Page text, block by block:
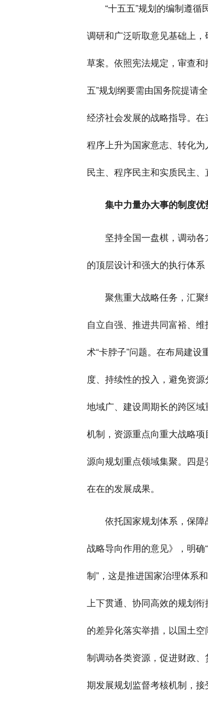
“十五五”规划的编制遵
调研和广泛听取意见基础上
草案。依照宪法规定，审查
五”规划纲要需由国务院提请
经济社会发展的战略指导。
程序上升为国家意志、转化
民主、程序民主和实质民主、
集中力量办大事的制度优
坚持全国一盘棋，调动
的顶层设计和强大的执行体
聚焦重大战略任务，汇
自立自强、推进共同富裕、
术“卡脖子”问题。在布局建
度、持续性的投入，避免资
地域广、建设周期长的跨区
机制，资源重点向重大战略
源向规划重点领域集聚。四
在在的发展成果。
依托国家规划体系，保
战略导向作用的意见》，明
制”，这是推进国家治理体系
上下贯通、协同高效的规划
的差异化落实举措，以国土
制调动各类资源，促进财政
期发展规划监督考核机制，